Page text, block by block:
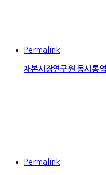
Permalink
자본시장연구원 동시통역
Permalink